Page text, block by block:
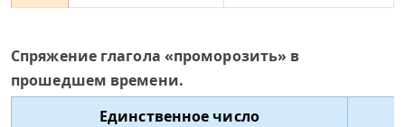
Спряжение глагола «проморозить» в
прошедшем времени.
Единственное число